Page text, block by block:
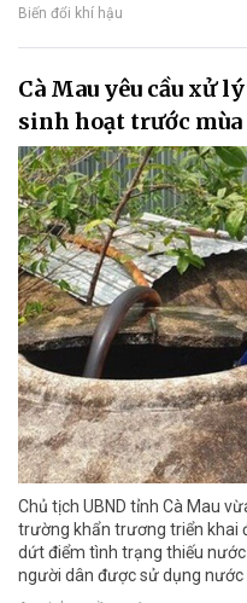
Biến đổi khí hậu
Cà Mau yêu cầu xử
sinh hoạt trước mùa
Chủ tịch UBND tỉnh Cà Mau
trường khẩn trương triển khai
dứt điểm tình trạng thiếu
người dân được sử dụng